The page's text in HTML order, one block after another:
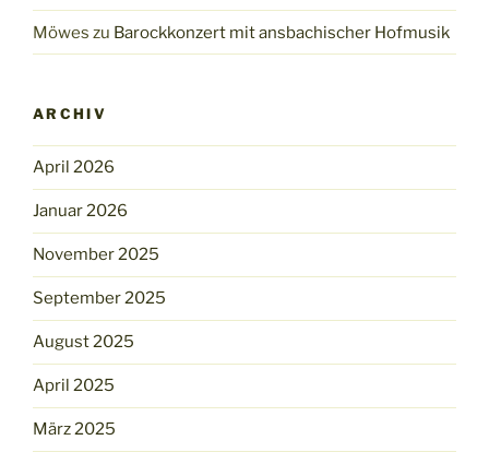
Möwes zu Barockkonzert mit ansbachischer Hofmusik
ARCHIV
April 2026
Januar 2026
November 2025
September 2025
August 2025
April 2025
März 2025